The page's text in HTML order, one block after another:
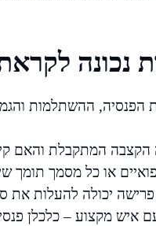
נכונה
הפנסיה, ההשתלמות
הקצבה המתקבלת והאם
או כל מסמך תומך
יכולה להעלות
איש מקצוע – כלכלן